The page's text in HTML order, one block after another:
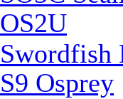
OS2U
S9 Osprey